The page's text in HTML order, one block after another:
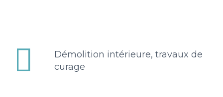


Démolition intérieure, travaux de
curage